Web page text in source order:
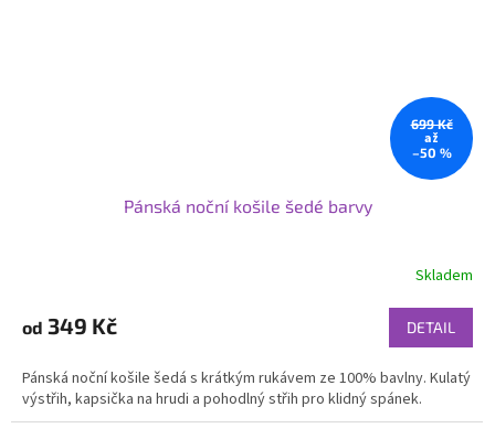
699 Kč
až
–50 %
Pánská noční košile šedé barvy
Skladem
od 349 Kč DETAIL
Pánská noční košile šedá s krátkým rukávem ze 100% bavlny. Kulatý
výstřih, kapsička na hrudi a pohodlný střih pro klidný spánek.